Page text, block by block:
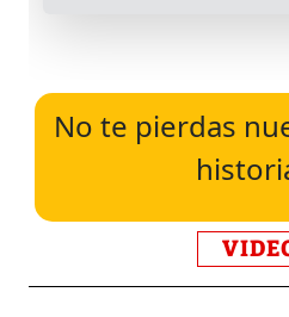
No te pierdas